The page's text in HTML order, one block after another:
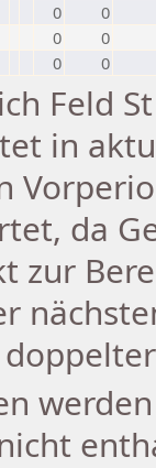
0
0
0
0
0 0
Feld
in
da
zur